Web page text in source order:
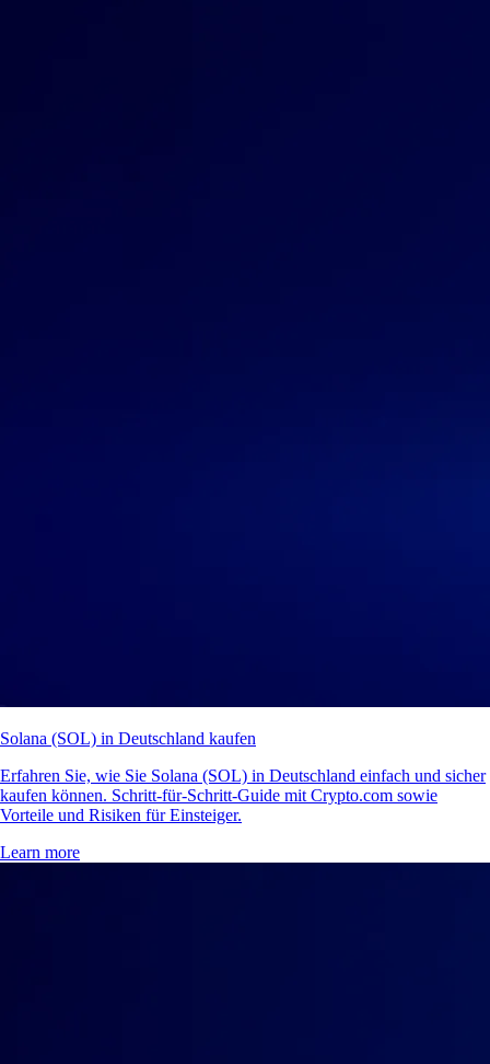
Solana (SOL) in Deutschland kaufen
Erfahren Sie, wie Sie Solana (SOL) in Deutschland einfach und sicher
kaufen können. Schritt-für-Schritt-Guide mit Crypto.com sowie
Vorteile und Risiken für Einsteiger.
Learn more